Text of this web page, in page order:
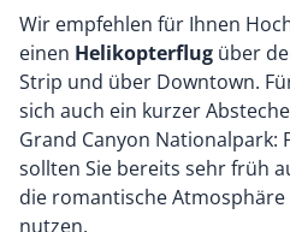
Wir empfehlen für Ihnen
einen Helikopterflug über
Strip und über Downtown.
sich auch ein kurzer
Grand Canyon Nationalpark:
sollten Sie bereits sehr früh
die romantische Atmosphäre
nutzen.